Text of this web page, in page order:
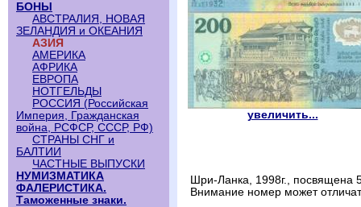
БОНЫ
АВСТРАЛИЯ, НОВАЯ
ЗЕЛАНДИЯ и ОКЕАНИЯ
АЗИЯ
АМЕРИКА
АФРИКА
ЕВРОПА
НОТГЕЛЬДЫ
РОССИЯ (Российская
Империя, Гражданская
война, РСФСР, СССР, РФ)
СТРАНЫ СНГ и
БАЛТИИ
ЧАСТНЫЕ ВЫПУСКИ
НУМИЗМАТИКА
ФАЛЕРИСТИКА.
Таможенные знаки.
увеличить...
Шри-Ланка, 1998г., посвящена
Внимание номер может